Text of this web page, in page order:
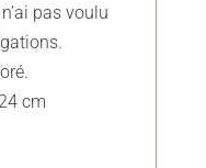
pas voulu
cm